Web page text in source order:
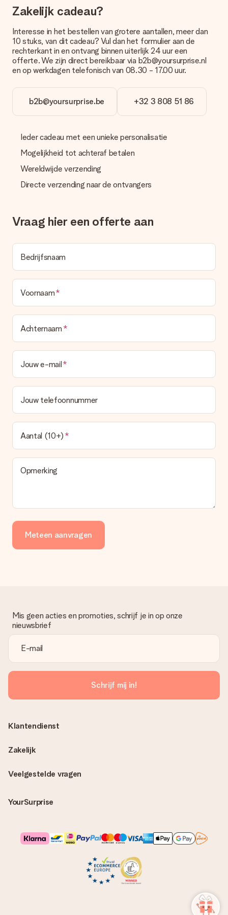
Betalen
Hoe kan ik mijn bestelling betalen?
Wij bieden de volgende betaalmethodes aan: iDeal, Paypal,
creditcard of handmatige overboeking. Hou bij handmatige
overboeking wel rekening met 3 dagen extra levertijd van je
cadeau.
Cadeau ontvangen
Wat als het cadeau toch niet helemaal naar mijn zin is?
We vinden het erg vervelend als je cadeau niet naar wens is
passende oplossing.
Wordt de factuur met de bestelling meegestuurd?
Er wordt geen factuur meegestuurd bij je bestelling. Je
deze ook altijd terugvinden in jouw MySurprise. Je kunt dus
Zakelijk cadeau?
Interesse in het bestellen van grotere aantallen, meer dan
10 stuks, van dit cadeau? Vul dan het formulier aan de
rechterkant in en ontvang binnen uiterlijk 24 uur een
offerte. We zijn direct bereikbaar via b2b@yoursurprise.nl
en op werkdagen telefonisch van 08.30 - 17.00 uur.
b2b@yoursurprise.be +32 3 808 51 86
Ieder cadeau met een unieke personalisatie
Mogelijkheid tot achteraf betalen
Wereldwijde verzending
Directe verzending naar de ontvangers
Vraag hier een offerte aan
Bedrijfsnaam
Voornaam
Achternaam
Jouw e-mail
Jouw telefoonnummer
Aantal (10+)
Opmerking
Meteen aanvragen
Mis geen acties en promoties, schrijf je in op onze
nieuwsbrief
Schrijf mij in!
Veelgestelde vragen
YourSurprise
Klantendienst
Zakelijk